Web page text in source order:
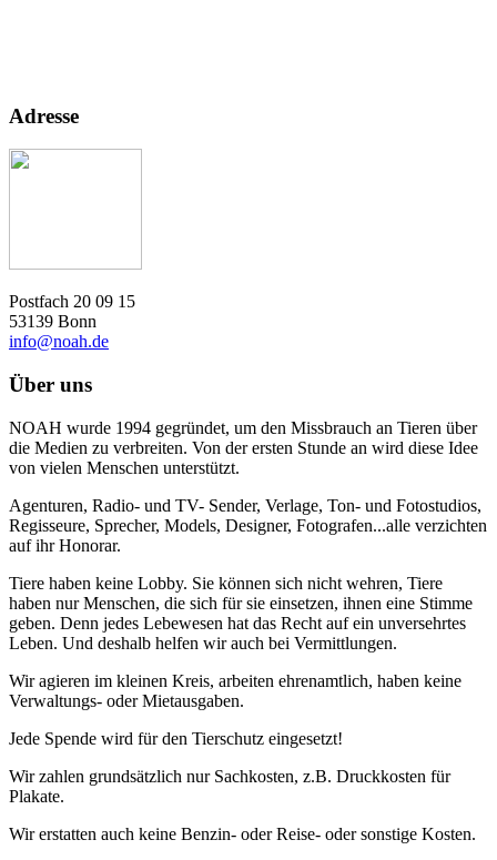
Adresse
Postfach 20 09 15
53139 Bonn
info@noah.de
Über uns
NOAH wurde 1994 gegründet, um den Missbrauch an Tieren über
die Medien zu verbreiten. Von der ersten Stunde an wird diese Idee
von vielen Menschen unterstützt.
Agenturen, Radio- und TV- Sender, Verlage, Ton- und Fotostudios,
Regisseure, Sprecher, Models, Designer, Fotografen...alle verzichten
auf ihr Honorar.
Tiere haben keine Lobby. Sie können sich nicht wehren, Tiere
haben nur Menschen, die sich für sie einsetzen, ihnen eine Stimme
geben. Denn jedes Lebewesen hat das Recht auf ein unversehrtes
Leben. Und deshalb helfen wir auch bei Vermittlungen.
Wir agieren im kleinen Kreis, arbeiten ehrenamtlich, haben keine
Verwaltungs- oder Mietausgaben.
Jede Spende wird für den Tierschutz eingesetzt!
Wir zahlen grundsätzlich nur Sachkosten, z.B. Druckkosten für
Plakate.
Wir erstatten auch keine Benzin- oder Reise- oder sonstige Kosten.